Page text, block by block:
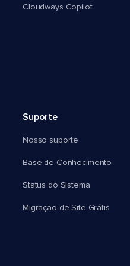
Cloudways Copilot
Suporte
Nosso suporte
Base de Conhecimento
Status do Sistema
Migração de Site Grátis